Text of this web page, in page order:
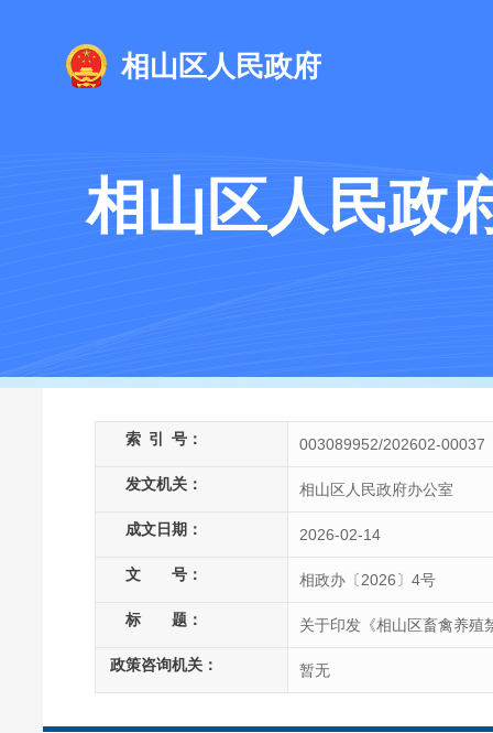
相山区人民政府
相山区人民政
索 引 号： 003089952/202602-00037
发文机关： 相山区人民政府办公室
成文日期： 2026-02-14
文 号： 相政办〔2026〕4号
标 题： 关于印发《相山区畜禽养殖
政策咨询机关： 暂无